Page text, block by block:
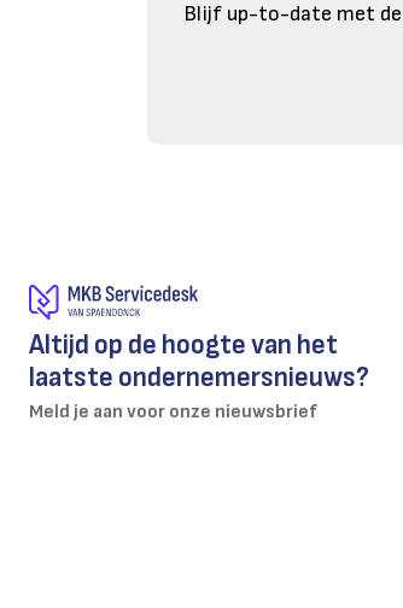
Blijf up-to-date met de
Altijd op de hoogte van het
laatste ondernemersnieuws?
Meld je aan voor onze nieuwsbrief